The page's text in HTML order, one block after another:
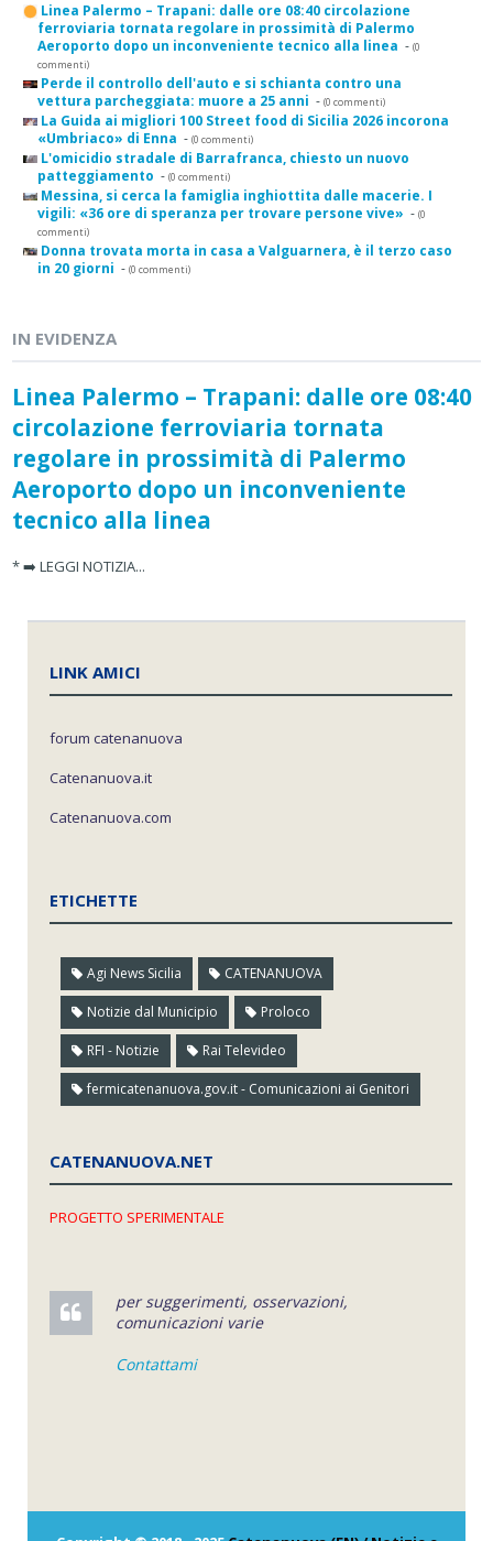
Linea Palermo – Trapani: dalle ore 08:40 circolazione
ferroviaria tornata regolare in prossimità di Palermo
Aeroporto dopo un inconveniente tecnico alla linea - (0
commenti)
Perde il controllo dell'auto e si schianta contro una
vettura parcheggiata: muore a 25 anni - (0 commenti)
La Guida ai migliori 100 Street food di Sicilia 2026 incorona
«Umbriaco» di Enna - (0 commenti)
L'omicidio stradale di Barrafranca, chiesto un nuovo
patteggiamento - (0 commenti)
Messina, si cerca la famiglia inghiottita dalle macerie. I
vigili: «36 ore di speranza per trovare persone vive» - (0
commenti)
Donna trovata morta in casa a Valguarnera, è il terzo caso
in 20 giorni - (0 commenti)
IN EVIDENZA
Linea Palermo – Trapani: dalle ore 08:40
circolazione ferroviaria tornata
regolare in prossimità di Palermo
Aeroporto dopo un inconveniente
tecnico alla linea
* ➡️ LEGGI NOTIZIA...
LINK AMICI
forum catenanuova
Catenanuova.it
Catenanuova.com
ETICHETTE
Agi News Sicilia CATENANUOVA
Notizie dal Municipio Proloco
RFI - Notizie Rai Televideo
fermicatenanuova.gov.it - Comunicazioni ai Genitori
CATENANUOVA.NET
PROGETTO SPERIMENTALE
per suggerimenti, osservazioni,
comunicazioni varie
Contattami